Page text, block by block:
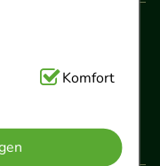
es sich um
unserer
auf diese nicht
Komfort